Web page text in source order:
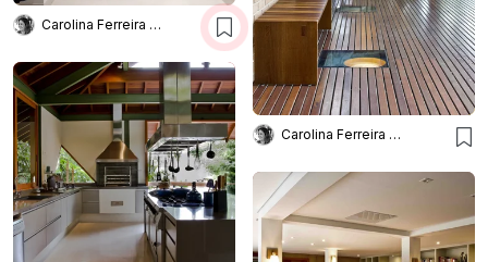
Carolina Ferreira Arquitetura
Carolina Ferreira Arquitetura